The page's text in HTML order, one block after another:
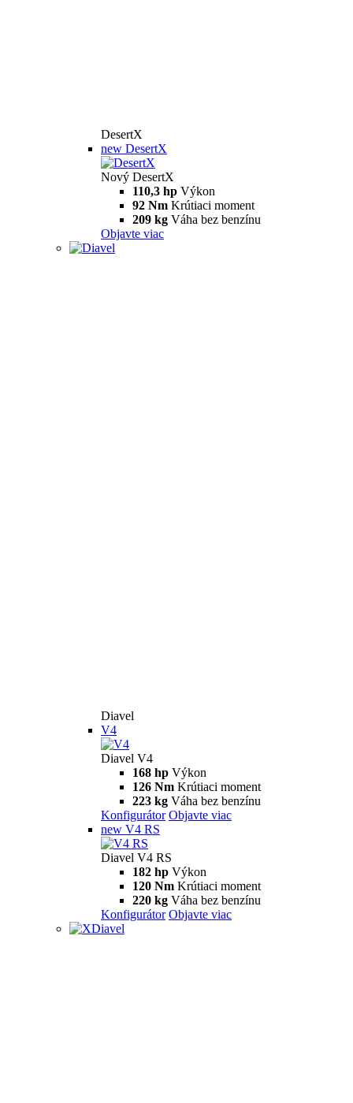
DesertX
new DesertX
Nový DesertX
110,3 hp Výkon
92 Nm Krútiaci moment
209 kg Váha bez benzínu
Objavte viac
Diavel
V4
Diavel V4
168 hp Výkon
126 Nm Krútiaci moment
223 kg Váha bez benzínu
Konfigurátor Objavte viac
new V4 RS
Diavel V4 RS
182 hp Výkon
120 Nm Krútiaci moment
220 kg Váha bez benzínu
Konfigurátor Objavte viac